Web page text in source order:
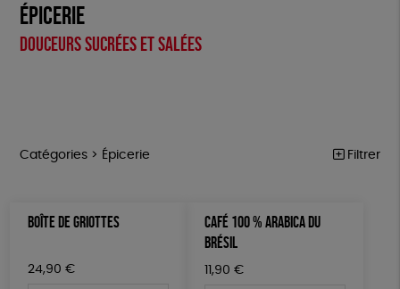
Épicerie
Douceurs sucrées et salées
Catégories > Épicerie Filtrer
MAISON
Par défaut
Nouveauté
Couleur
BOÎTE DE GRIOTTES
24,90 €
CAFÉ 100 % ARABICA DU
BRÉSIL
11,90 €